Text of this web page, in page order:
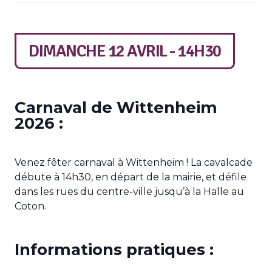
DIMANCHE 12 AVRIL - 14H30
Carnaval de Wittenheim
2026 :
Venez fêter carnaval à Wittenheim ! La cavalcade
débute à 14h30, en départ de la mairie, et défile
dans les rues du centre-ville jusqu’à la Halle au
Coton.
Informations pratiques :